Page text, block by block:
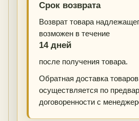
Срок возврата
Возврат товара
возможен в течение
14 дней
после получения товара.
Обратная доставка товаров
осуществляется по
договоренности с